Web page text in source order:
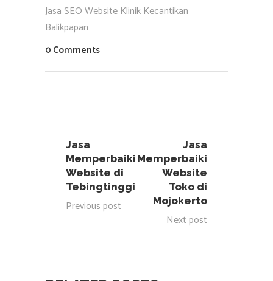
Jasa SEO Website Klinik Kecantikan
Balikpapan
0 Comments
Jasa
Memperbaiki
Website di
Tebingtinggi
Previous post
Jasa
Memperbaiki
Website
Toko di
Mojokerto
Next post